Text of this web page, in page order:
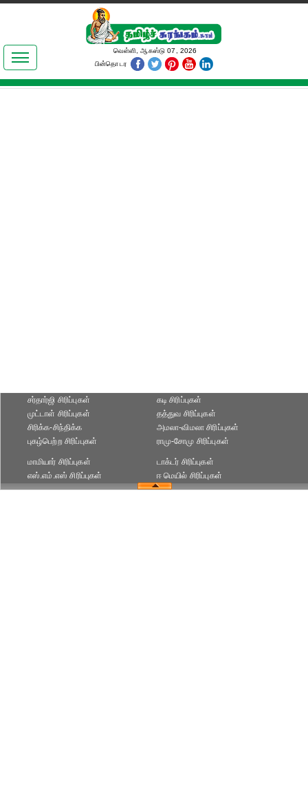
இலக்கியங்கள்
தமிழ் உலகம்
வெள்ளி, ஆகஸ்டு 07, 2026
பின்தொடர
சர்தார்ஜி சிரிப்புகள்
முட்டாள் சிரிப்புகள்
கடி சிரிப்புகள்
தத்துவ சிரிப்புகள்
சிரிக்க-சிந்திக்க
புகழ்பெற்ற சிரிப்புகள்
அமலா-விமலா சிரிப்புகள்
ராமு-சோமு சிரிப்புகள்
மாமியார் சிரிப்புகள்
எஸ்.எம்.எஸ் சிரிப்புகள்
டாக்டர் சிரிப்புகள்
ஈ மெயில் சிரிப்புகள்